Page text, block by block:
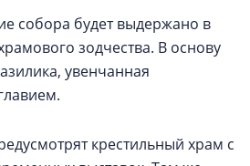
собора будет выдержано в
зодчества. В основу
увенчанная
крестильный храм с